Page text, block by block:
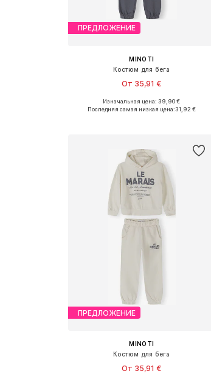
ПРЕДЛОЖЕНИЕ
MINOTI
Костюм для бега
От 35,91 €
Доступно множество размеров
Изначальная цена: 39,90 €
Последняя самая низкая цена:31,92 €
ПРЕДЛОЖЕНИЕ
MINOTI
Костюм для бега
От 35,91 €